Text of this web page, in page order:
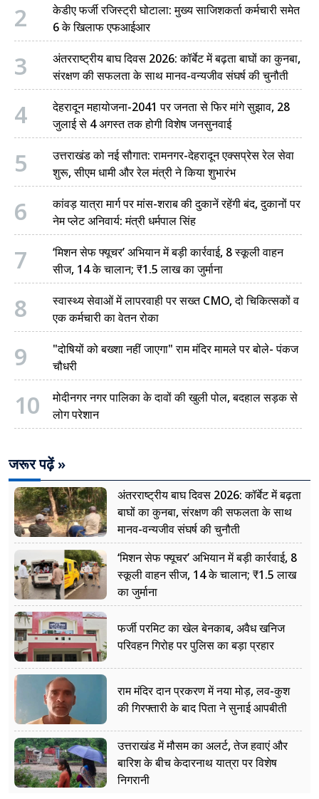
2
केडीए फर्जी रजिस्ट्री घोटाला: मुख्य साजिशकर्ता कर्मचारी समेत
6 के खिलाफ एफआईआर
3
अंतरराष्ट्रीय बाघ दिवस 2026: कॉर्बेट में बढ़ता बाघों का कुनबा,
संरक्षण की सफलता के साथ मानव-वन्यजीव संघर्ष की चुनौती
4
देहरादून महायोजना-2041 पर जनता से फिर मांगे सुझाव, 28
जुलाई से 4 अगस्त तक होगी विशेष जनसुनवाई
5
उत्तराखंड को नई सौगात: रामनगर-देहरादून एक्सप्रेस रेल सेवा
शुरू, सीएम धामी और रेल मंत्री ने किया शुभारंभ
6
कांवड़ यात्रा मार्ग पर मांस-शराब की दुकानें रहेंगी बंद, दुकानों पर
नेम प्लेट अनिवार्य: मंत्री धर्मपाल सिंह
7
‘मिशन सेफ फ्यूचर’ अभियान में बड़ी कार्रवाई, 8 स्कूली वाहन
सीज, 14 के चालान; ₹1.5 लाख का जुर्माना
8
स्वास्थ्य सेवाओं में लापरवाही पर सख्त CMO, दो चिकित्सकों व
एक कर्मचारी का वेतन रोका
9
"दोषियों को बख्शा नहीं जाएगा" राम मंदिर मामले पर बोले- पंकज
चौधरी
10
मोदीनगर नगर पालिका के दावों की खुली पोल, बदहाल सड़क से
लोग परेशान
जरूर पढ़ें »
अंतरराष्ट्रीय बाघ दिवस 2026: कॉर्बेट में बढ़ता
बाघों का कुनबा, संरक्षण की सफलता के साथ
मानव-वन्यजीव संघर्ष की चुनौती
‘मिशन सेफ फ्यूचर’ अभियान में बड़ी कार्रवाई, 8
स्कूली वाहन सीज, 14 के चालान; ₹1.5 लाख
का जुर्माना
फर्जी परमिट का खेल बेनकाब, अवैध खनिज
परिवहन गिरोह पर पुलिस का बड़ा प्रहार
राम मंदिर दान प्रकरण में नया मोड़, लव-कुश
की गिरफ्तारी के बाद पिता ने सुनाई आपबीती
उत्तराखंड में मौसम का अलर्ट, तेज हवाएं और
बारिश के बीच केदारनाथ यात्रा पर विशेष
निगरानी